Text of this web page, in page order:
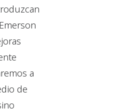
a
de